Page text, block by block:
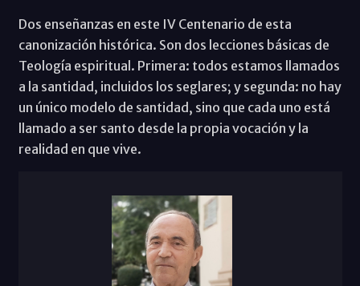
Dos enseñanzas en este IV Centenario de esta
canonización histórica. Son dos lecciones básicas de
Teología espiritual. Primera: todos estamos llamados
a la santidad, incluidos los seglares; y segunda: no hay
un único modelo de santidad, sino que cada uno está
llamado a ser santo desde la propia vocación y la
realidad en que vive.